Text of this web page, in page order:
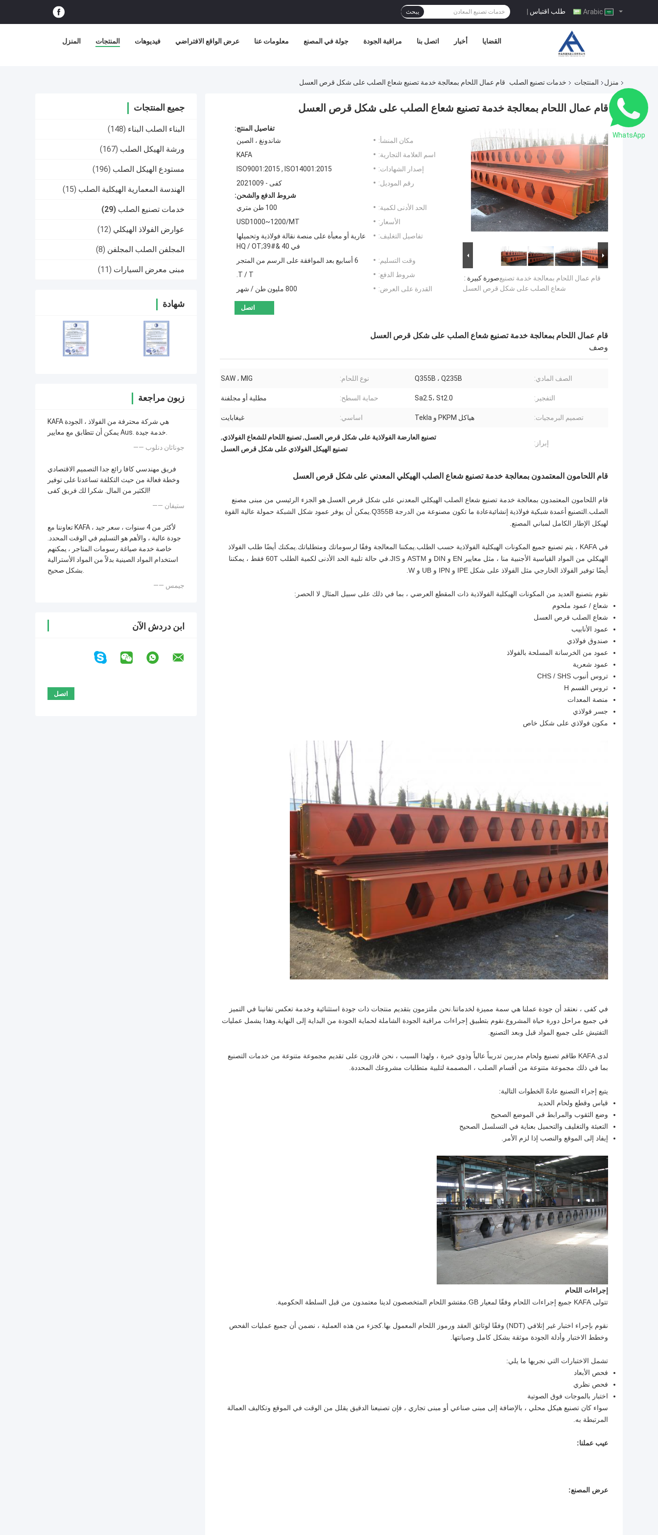
طلب اقتباس | يبحث
المنزل المنتجات فيديوهات عرض الواقع الافتراضي معلومات عنا جولة في المصنع مراقبة الجودة اتصل بنا أخبار القضايا
منزل المنتجات خدمات تصنيع الصلب قام عمال اللحام بمعالجة خدمة تصنيع شعاع الصلب على شكل قرص العسل
جميع المنتجات
البناء الصلب البناء (148)
ورشة الهيكل الصلب (167)
مستودع الهيكل الصلب (196)
الهندسة المعمارية الهيكلية الصلب (15)
خدمات تصنيع الصلب (29)
عوارض الفولاذ الهيكلي (12)
المجلفن الصلب المجلفن (8)
مبنى معرض السيارات (11)
شهادة
زبون مراجعة
KAFA هي شركة محترفة من الفولاذ ، الجودة
يمكن أن تتطابق مع معايير Aus. خدمة جيدة.
—— جوناثان دنلوب
فريق مهندسي كافا رائع جدا التصميم الاقتصادي
وخطة فعالة من حيث التكلفة تساعدنا على توفير
الكثير من المال. شكرا لك فريق كفى!
—— ستيفان
تعاوننا مع KAFA لأكثر من 4 سنوات ، سعر جيد ،
جودة عالية ، والأهم هو التسليم في الوقت المحدد.
خاصة خدمة صياغة رسومات المتاجر ، يمكنهم
استخدام المواد الصينية بدلاً من المواد الأسترالية
بشكل صحيح.
—— جيمس
ابن دردش الآن
قام عمال اللحام بمعالجة خدمة تصنيع شعاع الصلب على شكل قرص العسل
صورة كبيرة :قام عمال اللحام بمعالجة خدمة تصنيع
شعاع الصلب على شكل قرص العسل
تفاصيل المنتج:
مكان المنشأ:
شاندونغ ، الصين
اسم العلامة التجارية:
KAFA
إصدار الشهادات:
ISO9001:2015 , ISO14001:2015
رقم الموديل:
كفى - 2021009
شروط الدفع والشحن:
الحد الأدنى لكمية:
100 طن متري
الأسعار:
USD1000~1200/MT
تفاصيل التغليف:
عارية أو معبأة على منصة نقالة فولاذية وتحميلها
في 40 &#39;HQ / OT
وقت التسليم:
6 أسابيع بعد الموافقة على الرسم من المتجر
شروط الدفع:
T / T.
القدرة على العرض:
800 مليون طن / شهر
اتصل
قام عمال اللحام بمعالجة خدمة تصنيع شعاع الصلب على شكل قرص العسل
وصف
الصف المادي: Q355B ، Q235B نوع اللحام: SAW ، MIG
التفجير: Sa2.5، St2.0 حماية السطح: مطلية أو مجلفنة
تصميم البرمجيات: هياكل PKPM و Tekla اساسي: غيغابايت
إبراز:
تصنيع العارضة الفولاذية على شكل قرص العسل,تصنيع اللحام للشعاع الفولاذي,
تصنيع الهيكل الفولاذي على شكل قرص العسل
قام اللحامون المعتمدون بمعالجة خدمة تصنيع شعاع الصلب الهيكلي المعدني على شكل قرص العسل
قام اللحامون المعتمدون بمعالجة خدمة تصنيع شعاع الصلب الهيكلي المعدني على شكل قرص العسل هو الجزء الرئيسي من مبنى مصنع
الصلب.التصنيع أعمدة شبكية فولاذية إنشائية
عادة ما تكون مصنوعة من الدرجة Q355B.يمكن أن يوفر عمود شكل الشبكة حمولة عالية القوة
لهيكل الإطار الكامل لمباني المصنع.
في KAFA ، يتم تصنيع جميع المكونات الهيكلية الفولاذية حسب الطلب.يمكننا المعالجة وفقًا لرسوماتك ومتطلباتك.يمكنك أيضًا طلب الفولاذ
الهيكلي من المواد القياسية الأجنبية منا ، مثل معايير EN و DIN و ASTM و JIS.في حالة تلبية الحد الأدنى لكمية الطلب 60T فقط ، يمكننا
أيضًا توفير الفولاذ الخارجي مثل الفولاذ على شكل IPE و IPN و UB و W.
نقوم بتصنيع العديد من المكونات الهيكلية الفولاذية ذات المقطع العرضي ، بما في ذلك على سبيل المثال لا الحصر:
شعاع / عمود ملحوم
شعاع الصلب قرص العسل
عمود الأنابيب
صندوق فولاذي
عمود من الخرسانة المسلحة بالفولاذ
عمود شعرية
تروس أنبوب CHS / SHS
تروس القسم H
منصة المعدات
جسر فولاذي
مكون فولاذي على شكل خاص
في كفى ، نعتقد أن جودة عملنا هي سمة مميزة لخدماتنا.نحن ملتزمون بتقديم منتجات ذات جودة استثنائية وخدمة تعكس تفانينا في التميز
في جميع مراحل دورة حياة المشروع.نقوم بتطبيق إجراءات مراقبة الجودة الشاملة لحماية الجودة من البداية إلى النهاية.وهذا يشمل عمليات
التفتيش على جميع المواد قبل وبعد التصنيع.
لدى KAFA طاقم تصنيع ولحام مدربين تدريباً عالياً وذوي خبرة ، ولهذا السبب ، نحن قادرون على تقديم مجموعة متنوعة من خدمات التصنيع
بما في ذلك مجموعة متنوعة من أقسام الصلب ، المصممة لتلبية متطلبات مشروعك المحددة.
يتبع إجراء التصنيع عادةً الخطوات التالية:
قياس وقطع ولحام الحديد
وضع الثقوب والمرابط في الموضع الصحيح
التعبئة والتغليف والتحميل بعناية في التسلسل الصحيح
إيفاد إلى الموقع والنصب إذا لزم الأمر.
إجراءات اللحام
تتولى KAFA جميع إجراءات اللحام وفقًا لمعيار GB.مفتشو اللحام المتخصصون لدينا معتمدون من قبل السلطة الحكومية.
نقوم بإجراء اختبار غير إتلافي (NDT) وفقًا لوثائق العقد ورموز اللحام المعمول بها.كجزء من هذه العملية ، نضمن أن جميع عمليات الفحص
وخطط الاختبار وأدلة الجودة موثقة بشكل كامل وصيانتها.
تشمل الاختبارات التي نجريها ما يلي:
فحص الأبعاد
فحص نظري
اختبار بالموجات فوق الصوتية
سواء كان تصنيع هيكل محلي ، بالإضافة إلى مبنى صناعي أو مبنى تجاري ، فإن تصنيعنا الدقيق يقلل من الوقت في الموقع وتكاليف العمالة
المرتبطة به.
عيب عملنا:
WhatsApp